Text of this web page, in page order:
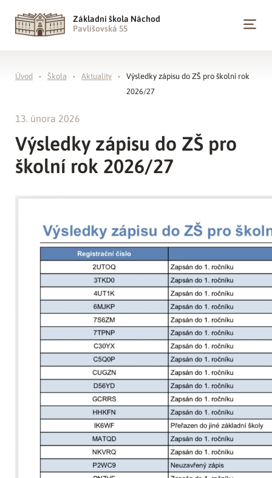
Základní škola Náchod
Pavlišovská 55
Úvod Škola Aktuality
Výsledky zápisu do ZŠ pro školní rok
2026/27
13. února 2026
Výsledky zápisu do ZŠ pro
školní rok 2026/27